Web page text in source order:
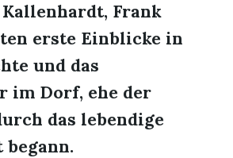
Frank
erste Einblicke in
und das
im Dorf, ehe der
das lebendige